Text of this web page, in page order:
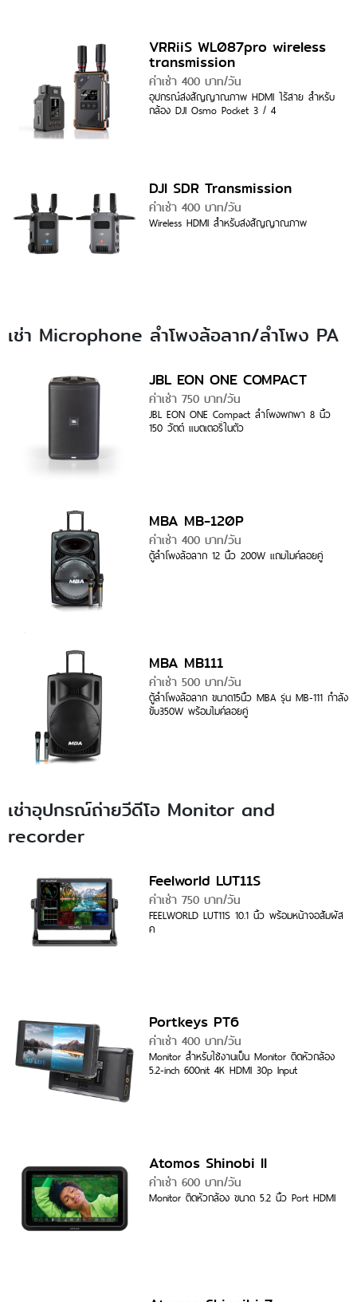
VRRiiS WL087pro wireless
transmission
ค่าเช่า 400 บาท/วัน
อุปกรณ์ส่งสัญญาณภาพ HDMI ไร้สาย สำหรับ
กล้อง DJI Osmo Pocket 3 / 4
DJI SDR Transmission
ค่าเช่า 400 บาท/วัน
Wireless HDMI สำหรับส่งสัญญาณภาพ
เช่า Microphone ลำโพงล้อลาก/ลำโพง PA
JBL EON ONE COMPACT
ค่าเช่า 750 บาท/วัน
JBL EON ONE Compact ลำโพงพกพา 8 นิ้ว
150 วัตต์ แบตเตอรี่ในตัว
MBA MB-120P
ค่าเช่า 400 บาท/วัน
ตู้ลำโพงล้อลาก 12 นิ้ว 200W แถมไมค์ลอยคู่
MBA MB111
ค่าเช่า 500 บาท/วัน
ตู้ลำโพงล้อลาก ขนาด15นิ้ว MBA รุ่น MB-111 กำลัง
ขับ350W พร้อมไมค์ลอยคู่
เช่าอุปกรณ์ถ่ายวีดีโอ Monitor and
recorder
Feelworld LUT11S
ค่าเช่า 750 บาท/วัน
FEELWORLD LUT11S 10.1 นิ้ว พร้อมหน้าจอสัมผัส
ค
Portkeys PT6
ค่าเช่า 400 บาท/วัน
Monitor สำหรับใช้งานเป็น Monitor ติดหัวกล้อง
5.2-inch 600nit 4K HDMI 30p Input
Atomos Shinobi II
ค่าเช่า 600 บาท/วัน
Monitor ติดหัวกล้อง ขนาด 5.2 นิ้ว Port HDMI